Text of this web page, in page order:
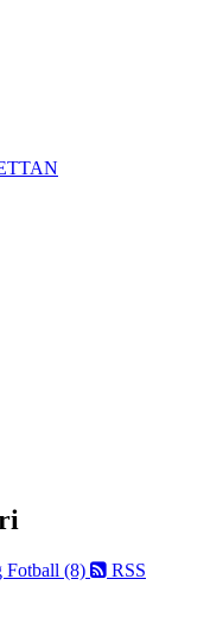
Fotball (8) RSS